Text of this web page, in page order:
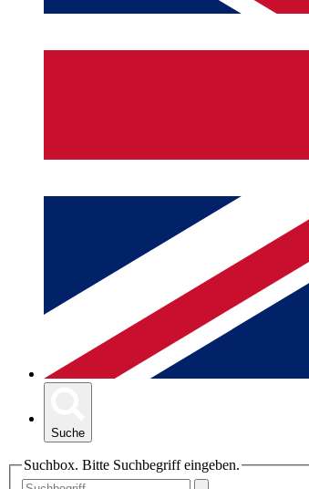
Suche
Suchbox. Bitte Suchbegriff eingeben.